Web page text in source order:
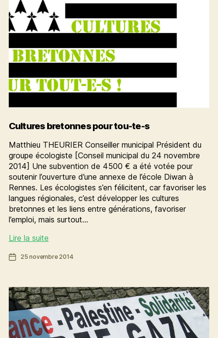
Cultures bretonnes pour tou-te-s
Matthieu THEURIER Conseiller municipal Président du
groupe écologiste [Conseil municipal du 24 novembre
2014] Une subvention de 4500 € a été votée pour
soutenir l’ouverture d’une annexe de l’école Diwan à
Rennes. Les écologistes s’en félicitent, car favoriser les
langues régionales, c’est développer les cultures
bretonnes et les liens entre générations, favoriser
l’emploi, mais surtout…
Lire la suiteCultures
pour
s
Date25 novembre 2014